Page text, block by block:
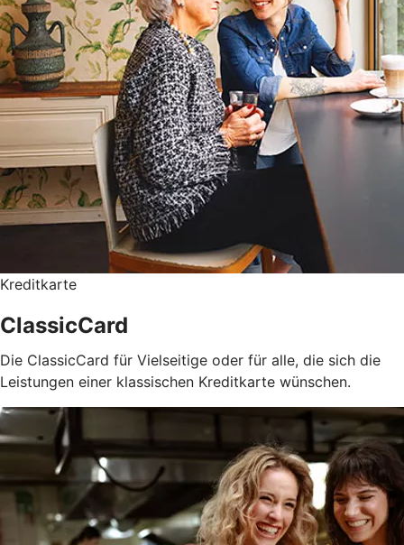
Kreditkarte
ClassicCard
Die ClassicCard für Vielseitige oder für alle, die sich die
Leistungen einer klassischen Kreditkarte wünschen.